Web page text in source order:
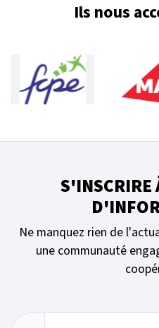
Ils nous
S'INSCRIRE
Ne manquez rien de
une communauté